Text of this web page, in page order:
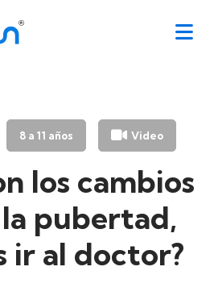
8 a 11 años Video
los cambios
pubertad,
ir al doctor?